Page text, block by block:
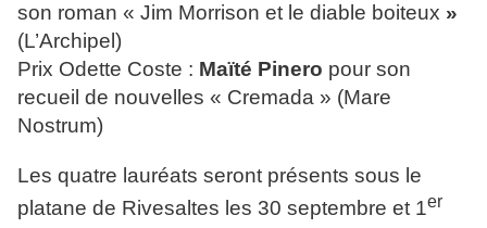
son roman « Jim Morrison et le diable boiteux »
(L’Archipel)
Prix Odette Coste : Maïté Pinero pour son
recueil de nouvelles « Cremada » (Mare
Nostrum)
Les quatre lauréats seront présents sous le
platane de Rivesaltes les 30 septembre et 1er